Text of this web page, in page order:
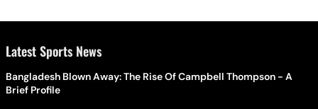
Latest Sports News
Bangladesh Blown Away: The Rise Of Campbell Thompson - A
Brief Profile